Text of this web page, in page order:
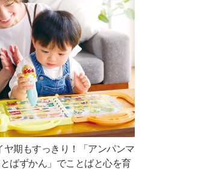
ヤ期もすっきり！「アンパンマ
ばずかん」でことばと心を育